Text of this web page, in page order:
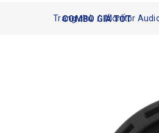
COMBO GIÁ TỐT
Trang chủ / Monitor